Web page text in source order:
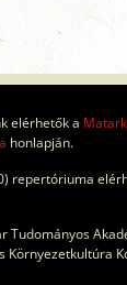
elérhetők a
honlapján.
repertóriuma
Tudományos
Környezetkultúra